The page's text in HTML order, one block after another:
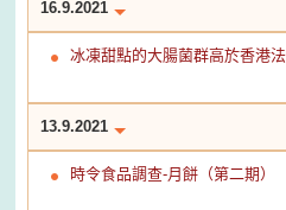
16.9.2021
冰凍甜點的大腸菌群高於香港
13.9.2021
時令食品調查-月餅（第二期）